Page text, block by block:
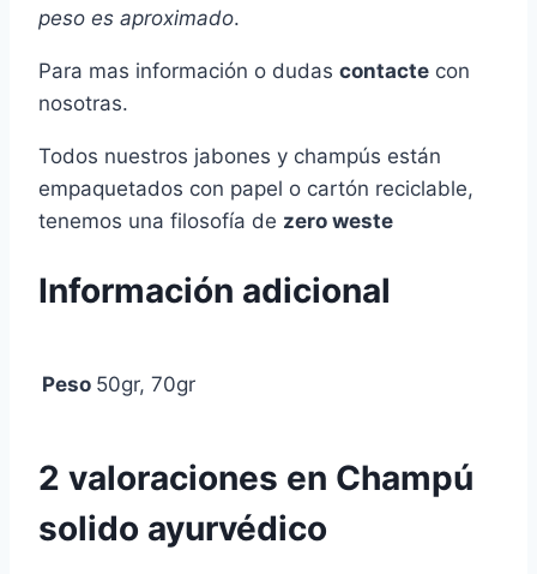
peso es aproximado.
Para mas información o dudas contacte con
nosotras.
Todos nuestros jabones y champús están
empaquetados con papel o cartón reciclable,
tenemos una filosofía de zero weste
Información adicional
Peso 50gr, 70gr
2 valoraciones en Champú
solido ayurvédico